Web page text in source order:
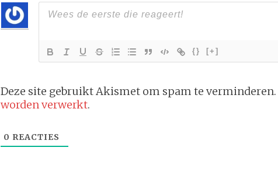
{} [+]
Deze site gebruikt Akismet om spam te verminderen.
worden verwerkt.
0 REACTIES